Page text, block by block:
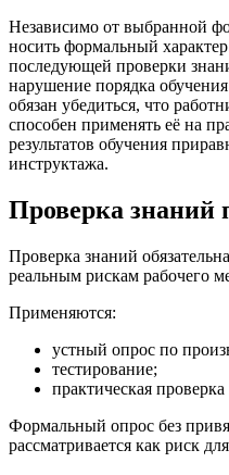
Независимо от выбранной
носить формальный
последующей проверки
нарушение порядка
обязан убедиться, что
способен применять её на
результатов обучения
инструктажа.
Проверка знаний
Проверка знаний
реальным рискам рабочего
Применяются:
устный опрос по
тестирование;
практическая
Формальный опрос без
рассматривается как риск